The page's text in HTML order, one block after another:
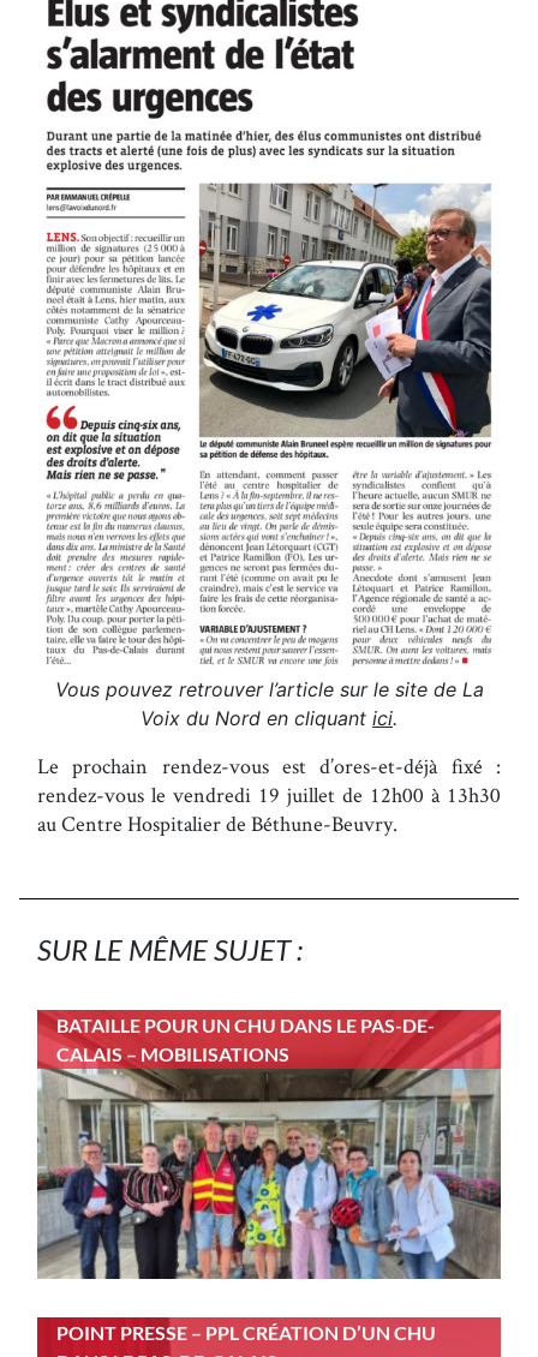
Vous pouvez retrouver l’article sur le site de La
Voix du Nord en cliquant ici.
Le prochain rendez-vous est d’ores-et-déjà fixé :
rendez-vous le vendredi 19 juillet de 12h00 à 13h30
au Centre Hospitalier de Béthune-Beuvry.
SUR LE MÊME SUJET :
BATAILLE POUR UN CHU DANS LE PAS-DE-
CALAIS – MOBILISATIONS
POINT PRESSE – PPL CRÉATION D’UN CHU